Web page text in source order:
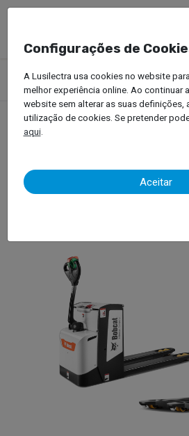
Produtos Empilhadores
Porta-paletes Elétricos
Configurações de
A Lusilectra usa cookies no website
melhor experiência online. Ao continuar
website sem alterar as suas definições,
utilização de cookies. Se pretender
aqui.
Aceitar